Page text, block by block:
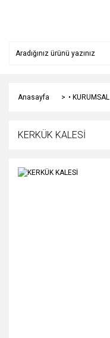
Anasayfa • KURUMSAL
KERKÜK KALESİ